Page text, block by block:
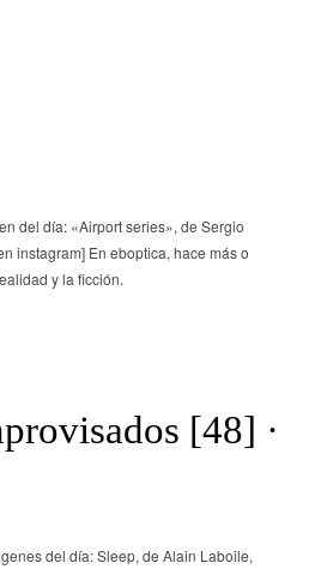
del día: «Airport series», de Sergio
instagram] En eboptica, hace más o
y la ficción.
[48] ·
del día: Sleep, de Alain Laboile,